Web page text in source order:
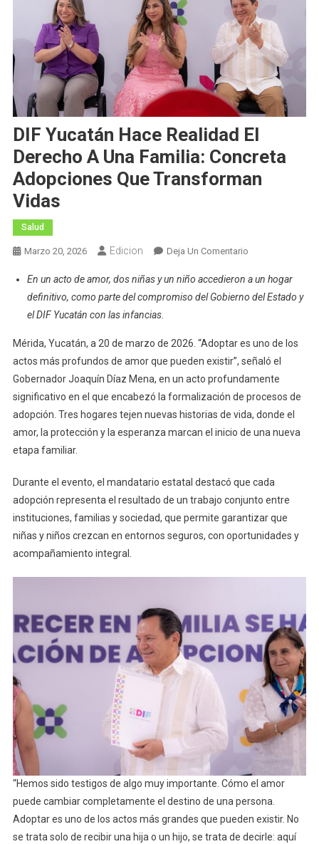
DIF Yucatán Hace Realidad El
Derecho A Una Familia: Concreta
Adopciones Que Transforman
Vidas
Salud
Marzo 20, 2026 Edicion Deja Un ComentarioEn
Yucatán
Hace
Derecho
A
Una
Familia:
Concreta
Adopciones
Vidas
En un acto de amor, dos niñas y un niño accedieron a un hogar
definitivo, como parte del compromiso del Gobierno del Estado y
el DIF Yucatán con las infancias.
Mérida, Yucatán, a 20 de marzo de 2026. “Adoptar es uno de los
actos más profundos de amor que pueden existir”, señaló el
Gobernador Joaquín Díaz Mena, en un acto profundamente
significativo en el que encabezó la formalización de procesos de
adopción. Tres hogares tejen nuevas historias de vida, donde el
amor, la protección y la esperanza marcan el inicio de una nueva
etapa familiar.
Durante el evento, el mandatario estatal destacó que cada
adopción representa el resultado de un trabajo conjunto entre
instituciones, familias y sociedad, que permite garantizar que
niñas y niños crezcan en entornos seguros, con oportunidades y
acompañamiento integral.
“Hemos sido testigos de algo muy importante. Cómo el amor
puede cambiar completamente el destino de una persona.
Adoptar es uno de los actos más grandes que pueden existir. No
se trata solo de recibir una hija o un hijo, se trata de decirle: aquí